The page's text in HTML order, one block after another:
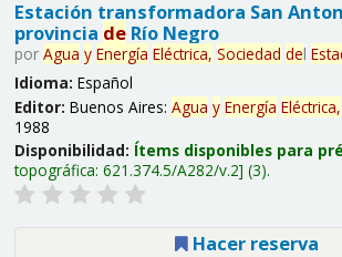
Estación transformadora San
provincia deRío Negro
por Agua y Energía Eléctrica, Sociedad del
Idioma: Español
Editor: Buenos Aires: Agua y Energía Eléctrica,
1988
Disponibilidad: Ítems disponibles para
topográfica: 621.374.5/A282/v.2 (3).
Hacer reserva